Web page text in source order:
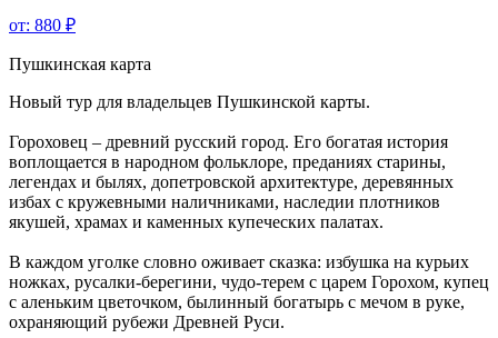
от: 880 ₽
Пушкинская карта
Новый тур для владельцев Пушкинской карты.
Гороховец – древний русский город. Его богатая история
воплощается в народном фольклоре, преданиях старины,
легендах и былях, допетровской архитектуре, деревянных
избах с кружевными наличниками, наследии плотников
якушей, храмах и каменных купеческих палатах.
В каждом уголке словно оживает сказка: избушка на курьих
ножках, русалки-берегини, чудо-терем с царем Горохом, купец
с аленьким цветочком, былинный богатырь с мечом в руке,
охраняющий рубежи Древней Руси.